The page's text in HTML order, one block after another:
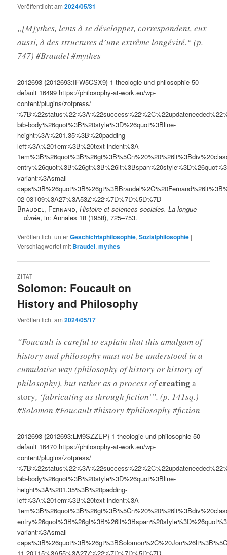
Veröffentlicht am2024/05/31
„[M]ythes, lents à se développer, correspondent, eux
aussi, à des structures d’une extrême longévité.“ (p.
747) #Braudel #mythes
2012693 {2012693:IFW5CSX9} 1 theologie-und-philosophie 50
default 16499 https://philosophy-at-work.eu/wp-
content/plugins/zotpress/
bib-body%26quot%3B%20style%3D%26quot%3Bline-
height%3A%201.35%3B%20padding-
left%3A%201em%3B%20text-indent%3A-
variant%3Asmall-
02-03T09%3A27%3A53Z%22%7D%7D%5D%7D
Braudel, Fernand,Histoire et sciences sociales. La longue
durée, in: Annales 18 (1958), 725–753.
Veröffentlicht unterGeschichtsphilosophie,Sozialphilosophie |
Verschlagwortet mit Braudel,mythes
Solomon: Foucault on
History and Philosophy
ZITAT
Veröffentlicht am2024/05/17
“Foucault is careful to explain that this amalgam of
history and philosophy must not be understood in a
cumulative way (philosophy of history or history of
philosophy), but rather as a process ofcreatinga
story, ‘fabricating as through fiction’”. (p. 141sq.)
#Solomon #Foucault #history #philosophy #fiction
2012693 {2012693:LM9SZZEP} 1 theologie-und-philosophie 50
default 16470 https://philosophy-at-work.eu/wp-
content/plugins/zotpress/
bib-body%26quot%3B%20style%3D%26quot%3Bline-
height%3A%201.35%3B%20padding-
left%3A%201em%3B%20text-indent%3A-
variant%3Asmall-